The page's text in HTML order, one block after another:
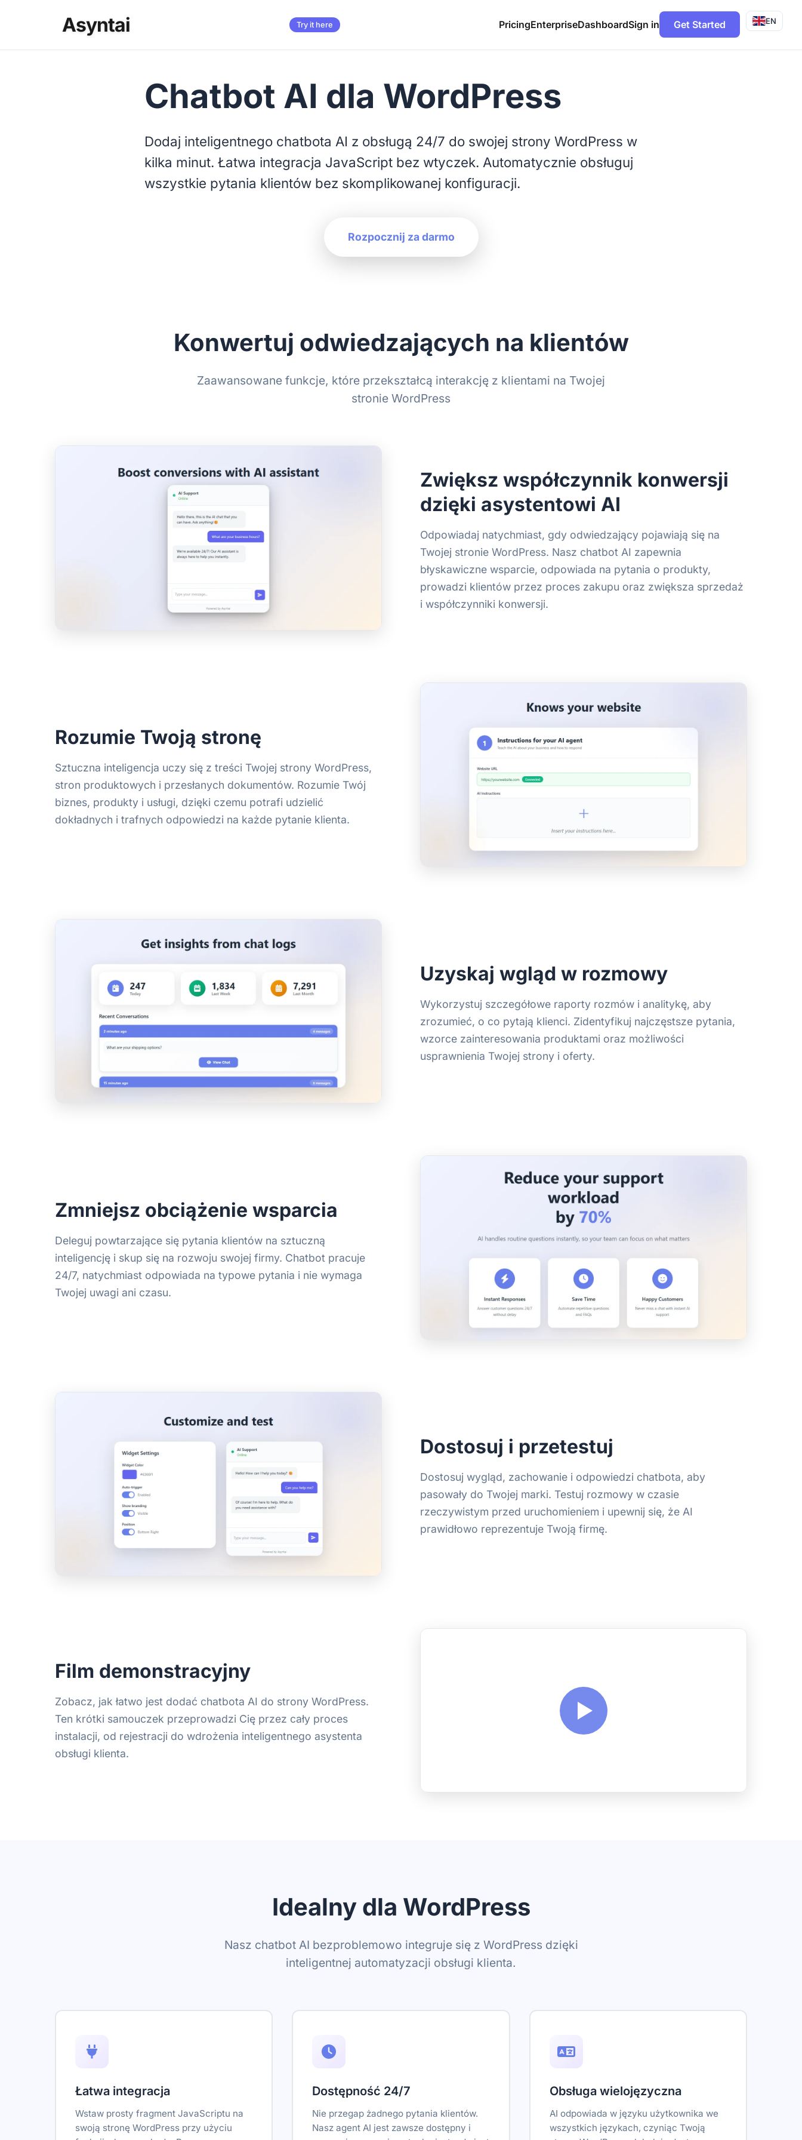
Asyntai Try it here PricingEnterpriseDashboardSign in Get Started EN
Chatbot AI dla WordPress
Dodaj inteligentnego chatbota AI z obsługą 24/7 do swojej strony WordPress w
kilka minut. Łatwa integracja JavaScript bez wtyczek. Automatycznie obsługuj
wszystkie pytania klientów bez skomplikowanej konfiguracji.
Rozpocznij za darmo
Konwertuj odwiedzających na klientów
Zaawansowane funkcje, które przekształcą interakcję z klientami na Twojej
stronie WordPress
Zwiększ współczynnik konwersji
dzięki asystentowi AI
Odpowiadaj natychmiast, gdy odwiedzający pojawiają się na
Twojej stronie WordPress. Nasz chatbot AI zapewnia
błyskawiczne wsparcie, odpowiada na pytania o produkty,
prowadzi klientów przez proces zakupu oraz zwiększa sprzedaż
i współczynniki konwersji.
Rozumie Twoją stronę
Sztuczna inteligencja uczy się z treści Twojej strony WordPress,
stron produktowych i przesłanych dokumentów. Rozumie Twój
biznes, produkty i usługi, dzięki czemu potrafi udzielić
dokładnych i trafnych odpowiedzi na każde pytanie klienta.
Uzyskaj wgląd w rozmowy
Wykorzystuj szczegółowe raporty rozmów i analitykę, aby
zrozumieć, o co pytają klienci. Zidentyfikuj najczęstsze pytania,
wzorce zainteresowania produktami oraz możliwości
usprawnienia Twojej strony i oferty.
Zmniejsz obciążenie wsparcia
Deleguj powtarzające się pytania klientów na sztuczną
inteligencję i skup się na rozwoju swojej firmy. Chatbot pracuje
24/7, natychmiast odpowiada na typowe pytania i nie wymaga
Twojej uwagi ani czasu.
Dostosuj i przetestuj
Dostosuj wygląd, zachowanie i odpowiedzi chatbota, aby
pasowały do Twojej marki. Testuj rozmowy w czasie
rzeczywistym przed uruchomieniem i upewnij się, że AI
prawidłowo reprezentuje Twoją firmę.
Film demonstracyjny
Zobacz, jak łatwo jest dodać chatbota AI do strony WordPress.
Ten krótki samouczek przeprowadzi Cię przez cały proces
instalacji, od rejestracji do wdrożenia inteligentnego asystenta
obsługi klienta.
Idealny dla WordPress
Nasz chatbot AI bezproblemowo integruje się z WordPress dzięki
inteligentnej automatyzacji obsługi klienta.
Łatwa integracja
Wstaw prosty fragment JavaScriptu na
swoją stronę WordPress przy użyciu
Dostępność 24/7
Nie przegap żadnego pytania klientów.
Nasz agent AI jest zawsze dostępny i
Obsługa wielojęzyczna
AI odpowiada w języku użytkownika we
wszystkich językach, czyniąc Twoją